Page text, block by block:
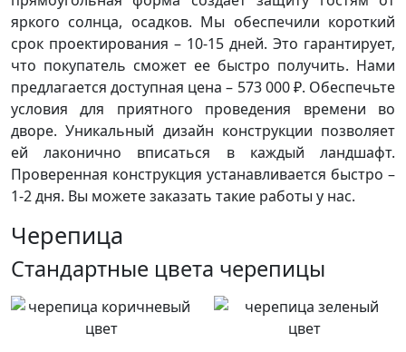
яркого солнца, осадков. Мы обеспечили короткий
срок проектирования – 10-15 дней. Это гарантирует,
что покупатель сможет ее быстро получить. Нами
предлагается доступная цена – 573 000 ₽. Обеспечьте
условия для приятного проведения времени во
дворе. Уникальный дизайн конструкции позволяет
ей лаконично вписаться в каждый ландшафт.
Проверенная конструкция устанавливается быстро –
1-2 дня. Вы можете заказать такие работы у нас.
Черепица
Стандартные цвета черепицы